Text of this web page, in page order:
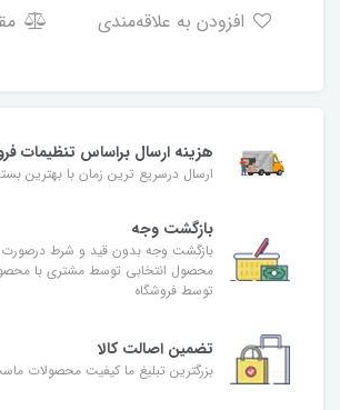
هزینه ارسال براساس تنظیمات
ارسال درسریع ترین زمان با بهترین
بازگشت وجه
بازگشت وجه بدون قید و شرط درصورت
محصول انتخابی توسط مشتری با
توسط فروشگاه
تضمین اصالت کالا
بزرگترین تبلیغ ما کیفیت محصولات